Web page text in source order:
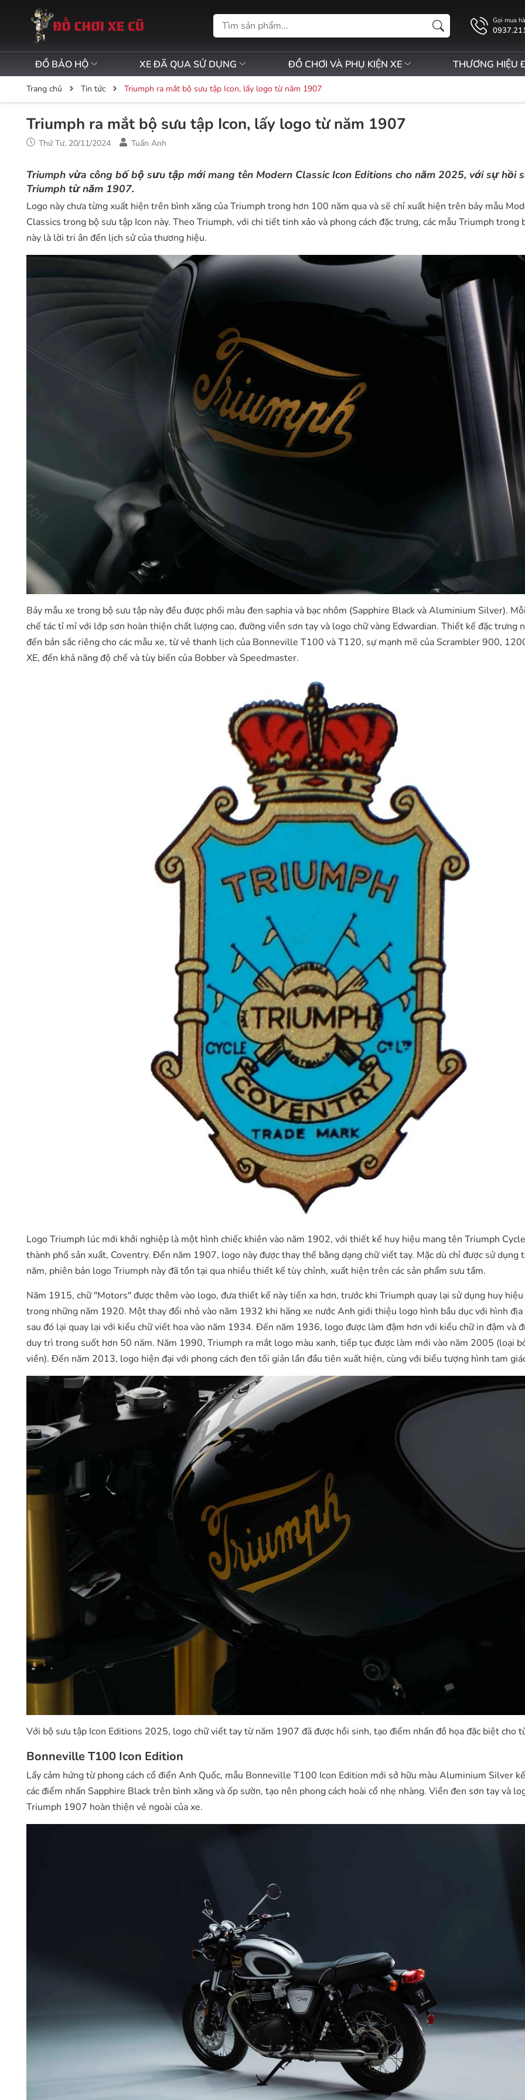
Gọi mua
ĐỒ BẢO HỘ XE ĐÃ QUA SỬ DỤNG ĐỒ CHƠI VÀ PHỤ KIỆN XE THƯƠNG HIỆU
Trang chủ Tin tức Triumph ra mắt bộ sưu tập Icon, lấy logo từ năm 1907
Triumph ra mắt bộ sưu tập Icon, lấy logo từ năm 1907
Thứ Tư, 20/11/2024 Tuấn Anh
Triumph vừa công bố bộ sưu tập mới mang tên Modern Classic Icon Editions cho năm 2025, với sự hồi
Triumph từ năm 1907.
Logo này chưa từng xuất hiện trên bình xăng của Triumph trong hơn 100 năm qua và sẽ chỉ xuất hiện trên bảy mẫu
Classics trong bộ sưu tập Icon này. Theo Triumph, với chi tiết tinh xảo và phong cách đặc trưng, các mẫu Triumph trong
này là lời tri ân đến lịch sử của thương hiệu.
Bảy mẫu xe trong bộ sưu tập này đều được phối màu đen saphia và bạc nhôm (Sapphire Black và Aluminium Silver).
chế tác tỉ mỉ với lớp sơn hoàn thiện chất lượng cao, đường viền sơn tay và logo chữ vàng Edwardian. Thiết kế đặc trưng
đến bản sắc riêng cho các mẫu xe, từ vẻ thanh lịch của Bonneville T100 và T120, sự mạnh mẽ của Scrambler 900,
XE, đến khả năng độ chế và tùy biến của Bobber và Speedmaster.
Logo Triumph lúc mới khởi nghiệp là một hình chiếc khiên vào năm 1902, với thiết kế huy hiệu mang tên Triumph
thành phố sản xuất, Coventry. Đến năm 1907, logo này được thay thế bằng dạng chữ viết tay. Mặc dù chỉ được sử dụng
năm, phiên bản logo Triumph này đã tồn tại qua nhiều thiết kế tùy chỉnh, xuất hiện trên các sản phẩm sưu tầm.
Năm 1915, chữ "Motors" được thêm vào logo, đưa thiết kế này tiến xa hơn, trước khi Triumph quay lại sử dụng huy hiệu
trong những năm 1920. Một thay đổi nhỏ vào năm 1932 khi hãng xe nước Anh giới thiệu logo hình bầu dục với hình địa
sau đó lại quay lại với kiểu chữ viết hoa vào năm 1934. Đến năm 1936, logo được làm đậm hơn với kiểu chữ in đậm và
duy trì trong suốt hơn 50 năm. Năm 1990, Triumph ra mắt logo màu xanh, tiếp tục được làm mới vào năm 2005 (loại
viền). Đến năm 2013, logo hiện đại với phong cách đen tối giản lần đầu tiên xuất hiện, cùng với biểu tượng hình tam
Với bộ sưu tập Icon Editions 2025, logo chữ viết tay từ năm 1907 đã được hồi sinh, tạo điểm nhấn đồ họa đặc biệt cho
Bonneville T100 Icon Edition
Lấy cảm hứng từ phong cách cổ điển Anh Quốc, mẫu Bonneville T100 Icon Edition mới sở hữu màu Aluminium Silver
các điểm nhấn Sapphire Black trên bình xăng và ốp sườn, tạo nên phong cách hoài cổ nhẹ nhàng. Viền đen sơn tay và
Triumph 1907 hoàn thiện vẻ ngoài của xe.